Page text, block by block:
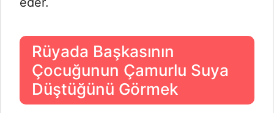
Rüyada Başkasının
Çocuğunun Çamurlu Suya
Düştüğünü Görmek